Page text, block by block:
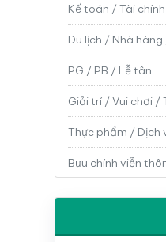
Kế toán / Tài
Du lịch / Nhà
PG / PB / Lễ tân
Giải trí / Vui chơi /
Thực phẩm / Dịch
Bưu chính viễn
Công nghệ thông
Điện / Điện tử /